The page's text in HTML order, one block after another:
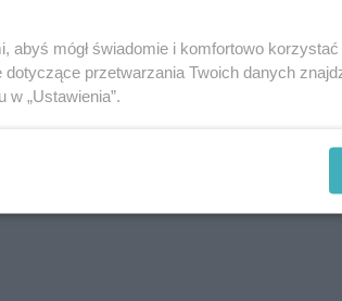
abyś mógł świadomie i komfortowo
dotyczące przetwarzania Twoich danych
w „Ustawienia”.